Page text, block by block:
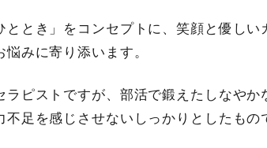
ととき」をコンセプトに、笑顔と優しい
みに寄り添います。
ピストですが、部活で鍛えたしなやか
足を感じさせないしっかりとしたもの